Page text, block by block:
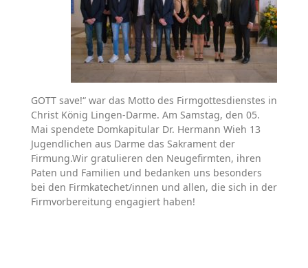
GOTT save!“ war das Motto des Firmgottesdienstes in
Christ König Lingen-Darme. Am Samstag, den 05.
Mai spendete Domkapitular Dr. Hermann Wieh 13
Jugendlichen aus Darme das Sakrament der
Firmung.Wir gratulieren den Neugefirmten, ihren
Paten und Familien und bedanken uns besonders
bei den Firmkatechet/innen und allen, die sich in der
Firmvorbereitung engagiert haben!